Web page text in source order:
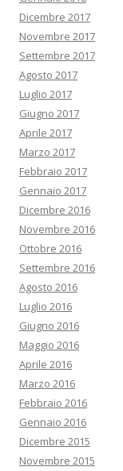
Dicembre 2017
Novembre 2017
Settembre 2017
Agosto 2017
Luglio 2017
Giugno 2017
Aprile 2017
Marzo 2017
Febbraio 2017
Gennaio 2017
Dicembre 2016
Novembre 2016
Ottobre 2016
Settembre 2016
Agosto 2016
Luglio 2016
Giugno 2016
Maggio 2016
Aprile 2016
Marzo 2016
Febbraio 2016
Gennaio 2016
Dicembre 2015
Novembre 2015